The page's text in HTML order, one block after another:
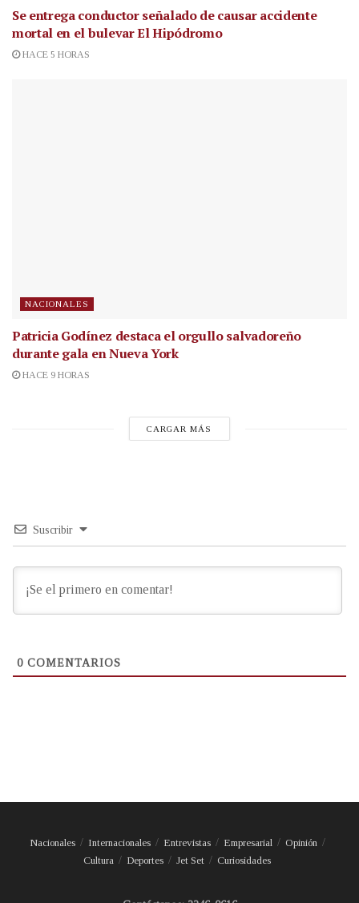
Se entrega conductor señalado de causar accidente
mortal en el bulevar El Hipódromo
HACE 5 HORAS
NACIONALES
Patricia Godínez destaca el orgullo salvadoreño
durante gala en Nueva York
HACE 9 HORAS
CARGAR MÁS
Suscribir
0 COMENTARIOS
Nacionales Internacionales Entrevistas Empresarial
Opinión
Cultura
Deportes Jet Set Curiosidades